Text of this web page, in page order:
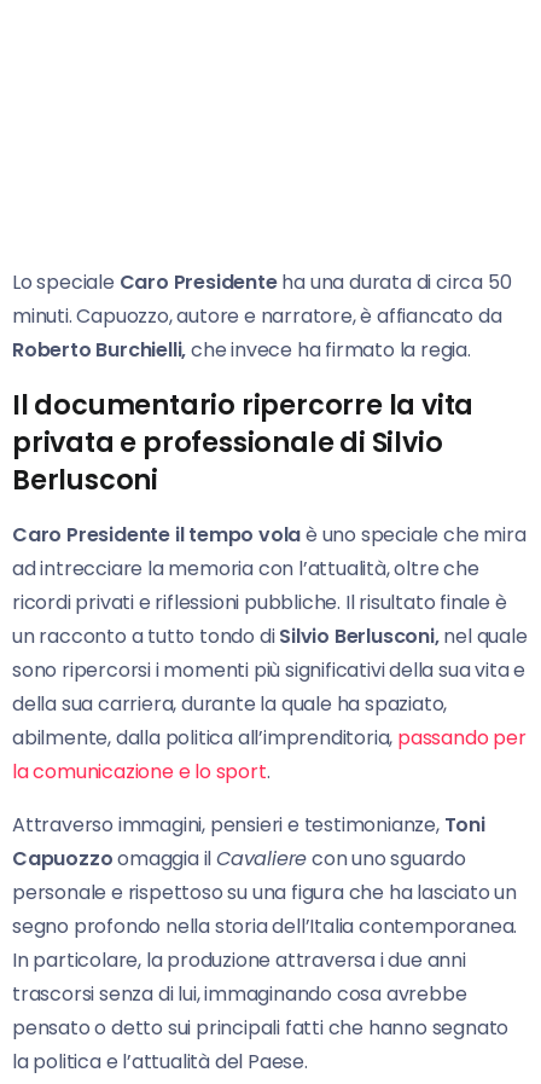
Lo speciale Caro Presidenteha una durata di circa 50
minuti. Capuozzo, autore e narratore, è affiancato da
Roberto Burchielli,che invece ha firmato la regia.
Il documentario ripercorre la vita
privata e professionale di Silvio
Berlusconi
Caro Presidente il tempo volaè uno speciale che mira
ad intrecciare la memoria con l’attualità, oltre che
ricordi privati e riflessioni pubbliche. Il risultato finale è
un racconto a tutto tondo diSilvio Berlusconi,nel quale
sono ripercorsi i momenti più significativi della sua vita e
della sua carriera, durante la quale ha spaziato,
abilmente, dalla politica all’imprenditoria, passando per
la comunicazione e lo sport.
Attraverso immagini, pensieri e testimonianze, Toni
Capuozzoomaggia ilCavalierecon uno sguardo
personale e rispettoso su una figura che ha lasciato un
segno profondo nella storia dell’Italia contemporanea.
In particolare, la produzione attraversa i due anni
trascorsi senza di lui, immaginando cosa avrebbe
pensato o detto sui principali fatti che hanno segnato
la politica e l’attualità del Paese.